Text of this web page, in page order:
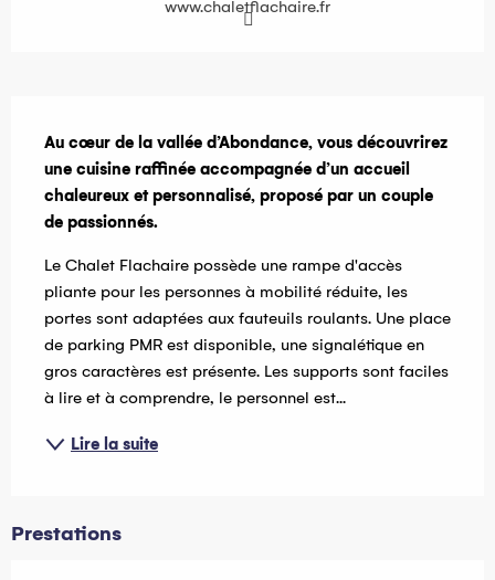
www.chaletflachaire.fr
Au cœur de la vallée d’Abondance, vous découvrirez
une cuisine raffinée accompagnée d’un accueil
chaleureux et personnalisé, proposé par un couple
de passionnés.
Le Chalet Flachaire possède une rampe d'accès
pliante pour les personnes à mobilité réduite, les
portes sont adaptées aux fauteuils roulants. Une place
de parking PMR est disponible, une signalétique en
gros caractères est présente. Les supports sont faciles
à lire et à comprendre, le personnel est...
Lire la suite
Prestations